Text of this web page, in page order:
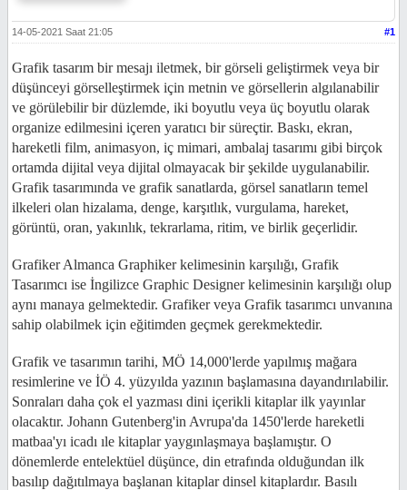
#1
14-05-2021 Saat 21:05
Grafik tasarım bir mesajı iletmek, bir görseli geliştirmek veya bir
düşünceyi görselleştirmek için metnin ve görsellerin algılanabilir
ve görülebilir bir düzlemde, iki boyutlu veya üç boyutlu olarak
organize edilmesini içeren yaratıcı bir süreçtir. Baskı, ekran,
hareketli film, animasyon, iç mimari, ambalaj tasarımı gibi birçok
ortamda dijital veya dijital olmayacak bir şekilde uygulanabilir.
Grafik tasarımında ve grafik sanatlarda, görsel sanatların temel
ilkeleri olan hizalama, denge, karşıtlık, vurgulama, hareket,
görüntü, oran, yakınlık, tekrarlama, ritim, ve birlik geçerlidir.
Grafiker Almanca Graphiker kelimesinin karşılığı, Grafik
Tasarımcı ise İngilizce Graphic Designer kelimesinin karşılığı olup
aynı manaya gelmektedir. Grafiker veya Grafik tasarımcı unvanına
sahip olabilmek için eğitimden geçmek gerekmektedir.
Grafik ve tasarımın tarihi, MÖ 14,000'lerde yapılmış mağara
resimlerine ve İÖ 4. yüzyılda yazının başlamasına dayandırılabilir.
Sonraları daha çok el yazması dini içerikli kitaplar ilk yayınlar
olacaktır. Johann Gutenberg'in Avrupa'da 1450'lerde hareketli
matbaa'yı icadı ıle kitaplar yaygınlaşmaya başlamıştır. O
dönemlerde entelektüel düşünce, din etrafında olduğundan ilk
basılıp dağıtılmaya başlanan kitaplar dinsel kitaplardır. Basılı